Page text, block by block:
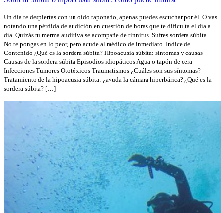
Un día te despiertas con un oído taponado, apenas puedes escuchar por él. O vas
notando una pérdida de audición en cuestión de horas que te dificulta el día a
día. Quizás tu merma auditiva se acompañe de tinnitus. Sufres sordera súbita.
No te pongas en lo peor, pero acude al médico de inmediato. Indice de
Contenido ¿Qué es la sordera súbita? Hipoacusia súbita: síntomas y causas
Causas de la sordera súbita Episodios idiopáticos Agua o tapón de cera
Infecciones Tumores Ototóxicos Traumatismos ¿Cuáles son sus síntomas?
Tratamiento de la hipoacusia súbita: ¿ayuda la cámara hiperbárica? ¿Qué es la
sordera súbita? […]